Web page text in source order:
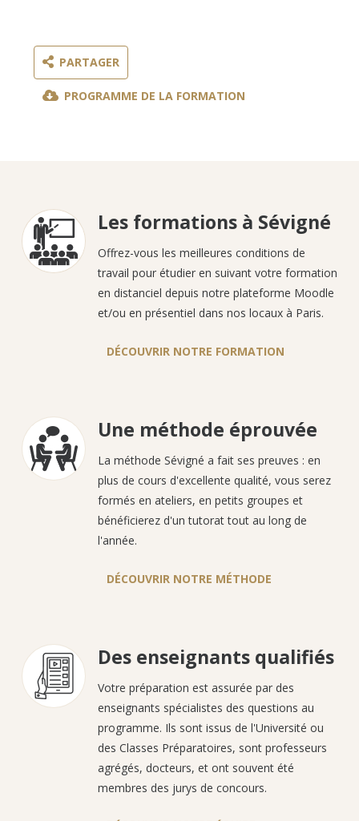
PARTAGER
PROGRAMME DE LA FORMATION
Les formations à Sévigné
Offrez-vous les meilleures conditions de
travail pour étudier en suivant votre formation
en distanciel depuis notre plateforme Moodle
et/ou en présentiel dans nos locaux à Paris.
DÉCOUVRIR NOTRE FORMATION
Une méthode éprouvée
La méthode Sévigné a fait ses preuves : en
plus de cours d'excellente qualité, vous serez
formés en ateliers, en petits groupes et
bénéficierez d'un tutorat tout au long de
l'année.
DÉCOUVRIR NOTRE MÉTHODE
Des enseignants qualifiés
Votre préparation est assurée par des
enseignants spécialistes des questions au
programme. Ils sont issus de l'Université ou
des Classes Préparatoires, sont professeurs
agrégés, docteurs, et ont souvent été
membres des jurys de concours.